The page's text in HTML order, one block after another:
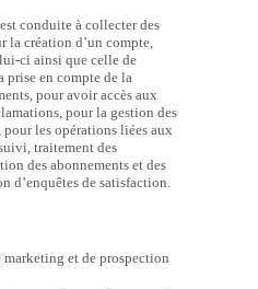
conduite à collecter des
la création d’un compte,
ci ainsi que celle de
prise en compte de la
pour avoir accès aux
pour la gestion des
pour les opérations liées aux
traitement des
des abonnements et des
d’enquêtes de satisfaction.
marketing et de prospection